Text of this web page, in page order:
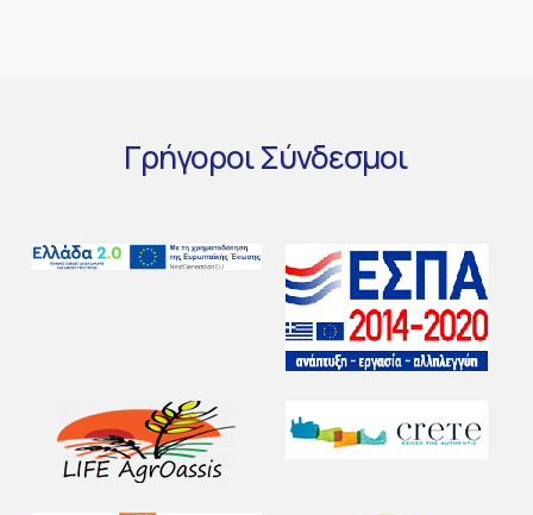
ΓρήγοροιΣύνδεσμοι